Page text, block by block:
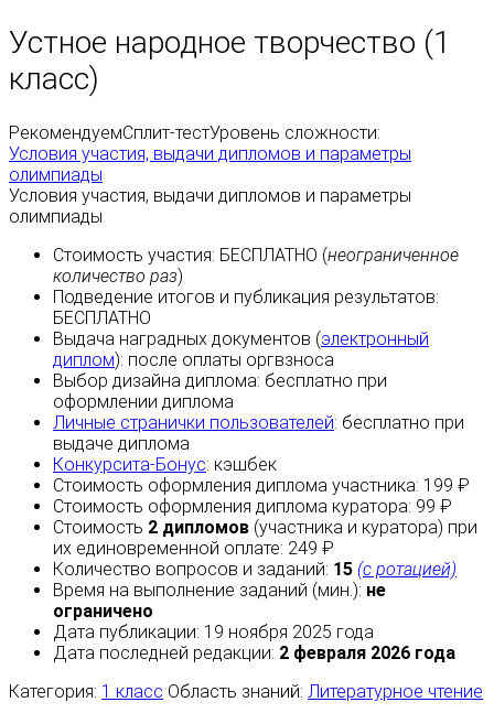
Устное народное творчество (1
класс)
РекомендуемСплит-тестУровень сложности:
Условия участия, выдачи дипломов и параметры
олимпиады
Условия участия, выдачи дипломов и параметры
олимпиады
Стоимость участия: БЕСПЛАТНО (неограниченное
количество раз)
Подведение итогов и публикация результатов:
БЕСПЛАТНО
Выдача наградных документов (электронный
диплом): после оплаты оргвзноса
Выбор дизайна диплома: бесплатно при
оформлении диплома
Личные странички пользователей: бесплатно при
выдаче диплома
Конкурсита-Бонус: кэшбек
Стоимость оформления диплома участника: 199 ₽
Стоимость оформления диплома куратора: 99 ₽
Стоимость 2 дипломов (участника и куратора) при
их единовременной оплате: 249 ₽
Количество вопросов и заданий: 15 (с ротацией)
Время на выполнение заданий (мин.): не
ограничено
Дата публикации: 19 ноября 2025 года
Дата последней редакции: 2 февраля 2026 года
Категория: 1 класс Область знаний: Литературное чтение